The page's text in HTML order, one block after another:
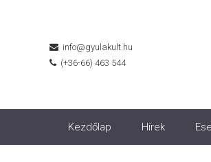
info@gyulakult.hu
(+36-66) 463 544
Kezdőlap Hírek